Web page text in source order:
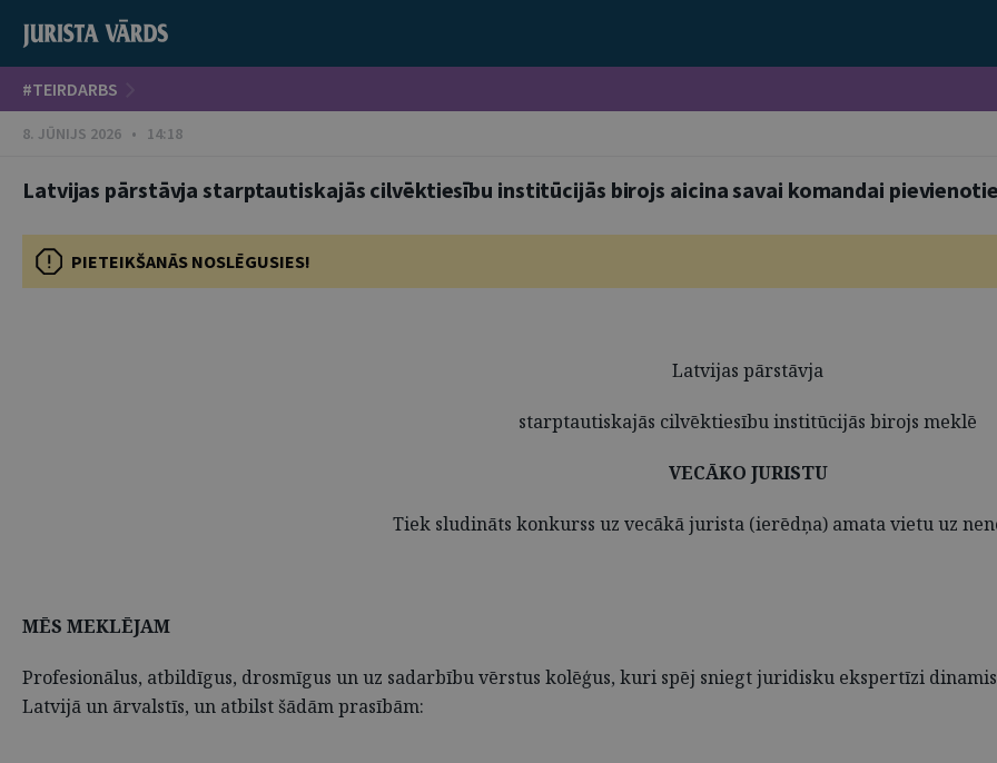
#TEIRDARBS
8. JŪNIJS 2026 • 14:18
Latvijas pārstāvja starptautiskajās cilvēktiesību institūcijās birojs aicina savai komandai
PIETEIKŠANĀS NOSLĒGUSIES!
Latvijas pārstāvja
starptautiskajās cilvēktiesību institūcijās birojs meklē
VECĀKO JURISTU
Tiek sludināts konkurss uz vecākā jurista (ierēdņa) amata vietu uz
MĒS MEKLĒJAM
Profesionālus, atbildīgus, drosmīgus un uz sadarbību vērstus kolēģus, kuri spēj sniegt juridisku ekspertīzi
Latvijā un ārvalstīs, un atbilst šādām prasībām: